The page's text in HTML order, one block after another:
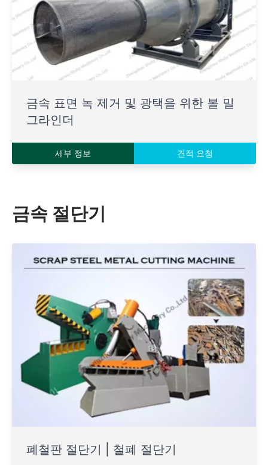
금속 표면 녹 제거 및 광택을 위한 볼 밀
그라인더
세부 정보 견적 요청
금속 절단기
폐철판 절단기 | 철폐 절단기